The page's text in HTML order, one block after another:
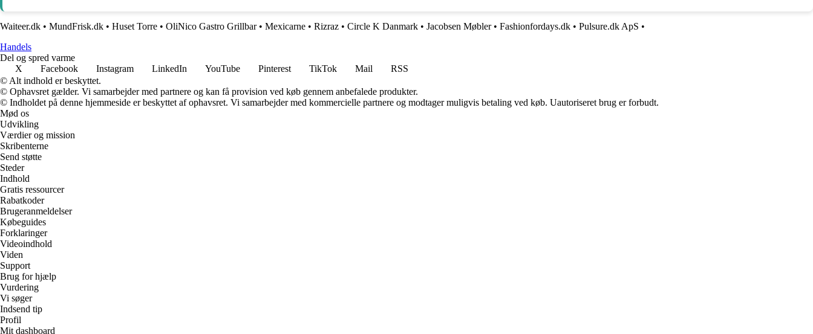
Waiteer.dk • MundFrisk.dk • Huset Torre • OliNico Gastro Grillbar• Mexicarne • Rizraz • Circle K Danmark • Jacobsen Møbler• Fashionfordays.dk • Pulsure.dk ApS •
Handels
Del og spred varme
X
Facebook Instagram LinkedIn YouTube Pinterest TikTok Mail
RSS
© Alt indhold er beskyttet.
© Ophavsret gælder. Vi samarbejder med partnere og kan få provision ved køb gennem anbefalede produkter.
© Indholdet på denne hjemmeside er beskyttet af ophavsret. Vi samarbejder med kommercielle partnere og modtager muligvis betaling ved køb. Uautoriseret brug er forbudt.
Mød os
Udvikling
Værdier og mission
Skribenterne
Send støtte
Steder
Indhold
Gratis ressourcer
Rabatkoder
Brugeranmeldelser
Købeguides
Forklaringer
Videoindhold
Viden
Support
Brug for hjælp
Vurdering
Vi søger
Indsend tip
Profil
Mit dashboard